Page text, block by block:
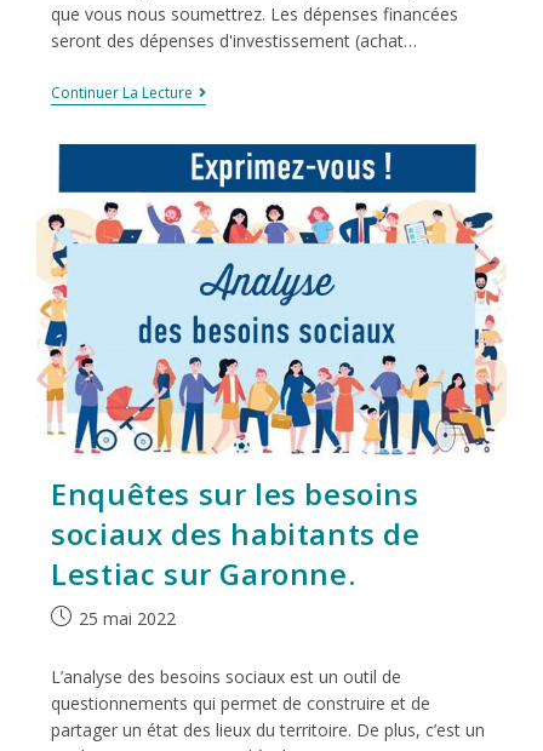
que vous nous soumettrez. Les dépenses financées
seront des dépenses d'investissement (achat…
Continuer La Lecture
Enquêtes sur les besoins
sociaux des habitants de
Lestiac sur Garonne.
25 mai 2022
L’analyse des besoins sociaux est un outil de
questionnements qui permet de construire et de
partager un état des lieux du territoire. De plus, c’est un